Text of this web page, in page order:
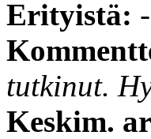
Erityistä:
tutkinut.
Keskim.